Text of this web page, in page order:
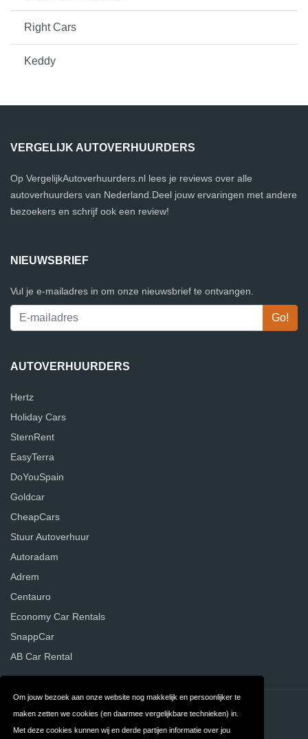
Om jouw bezoek aan onze website nog makkelijk en persoonlijker te
maken zetten we cookies (en daarmee vergelijkbare technieken) in.
Met deze cookies kunnen wij en derde partijen informatie over jou
Right Cars
Keddy
VERGELIJK AUTOVERHUURDERS
Op VergelijkAutoverhuurders.nl lees je reviews over alle
autoverhuurders van Nederland.Deel jouw ervaringen met andere
bezoekers en schrijf ook een review!
NIEUWSBRIEF
Vul je e-mailadres in om onze nieuwsbrief te ontvangen.
AUTOVERHUURDERS
Hertz
Holiday Cars
SternRent
EasyTerra
DoYouSpain
Goldcar
CheapCars
Stuur Autoverhuur
Autoradam
Adrem
Centauro
Economy Car Rentals
SnappCar
AB Car Rental
Contact Privacy
Algemene FAQ